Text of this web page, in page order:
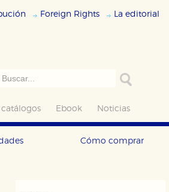
Foreign Rights La editorial
catálogos Ebook Noticias
Cómo comprar